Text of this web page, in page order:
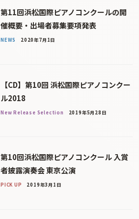
第11回浜松国際ピアノコンクールの開
催概要・出場者募集要項発表
NEWS 2020年7月1日
【CD】第10回 浜松国際ピアノコンクー
ル2018
New Release Selection 2019年5月28日
第10回浜松国際ピアノコンクール 入賞
者披露演奏会 東京公演
PICK UP 2019年3月1日